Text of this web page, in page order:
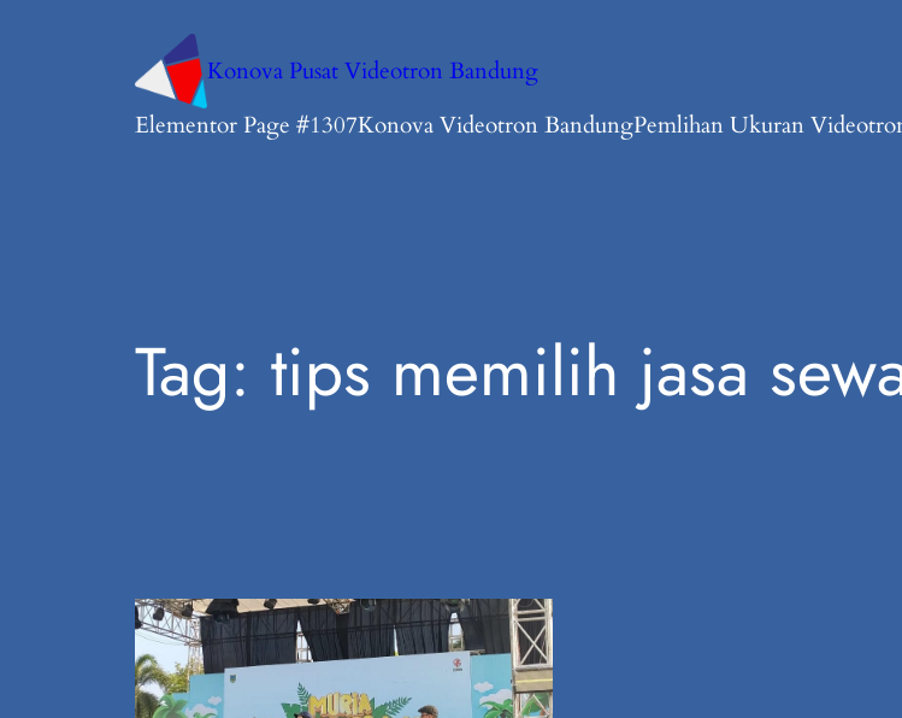
Konova Pusat Videotron Bandung
Elementor Page #1307Konova Videotron BandungPemlihan Ukuran
Tag: tips memilih jasa